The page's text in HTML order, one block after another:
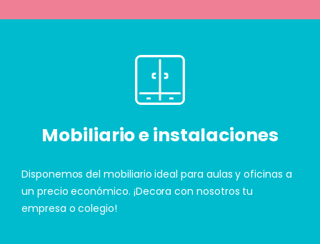
Mobiliario e instalaciones
Disponemos del mobiliario ideal para aulas y oficinas a
un precio económico. ¡Decora con nosotros tu
empresa o colegio!